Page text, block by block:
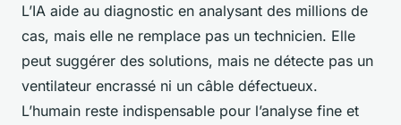
L’IA aide au diagnostic en analysant des millions de
cas, mais elle ne remplace pas un technicien. Elle
peut suggérer des solutions, mais ne détecte pas un
ventilateur encrassé ni un câble défectueux.
L’humain reste indispensable pour l’analyse fine et